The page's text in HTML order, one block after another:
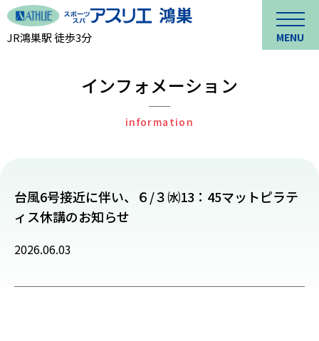
JR鴻巣駅 徒歩3分 MENU
インフォメーション
information
台風6号接近に伴い、６/３㈬13：45マットピラテ
ィス休講のお知らせ
2026.06.03